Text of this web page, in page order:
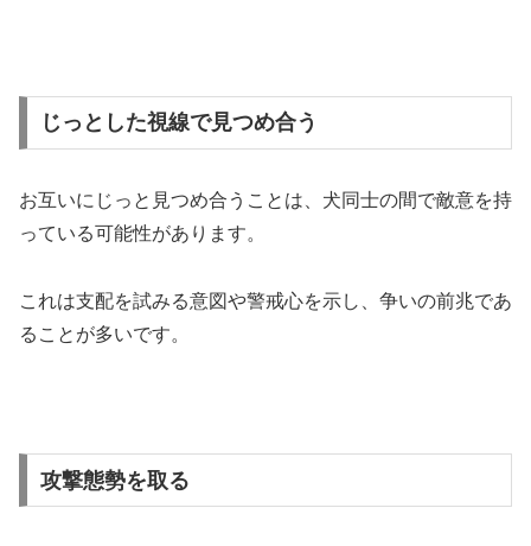
じっとした視線で見つめ合う
お互いにじっと見つめ合うことは、犬同士の間で敵意を持
っている可能性があります。
これは支配を試みる意図や警戒心を示し、争いの前兆であ
ることが多いです。
攻撃態勢を取る